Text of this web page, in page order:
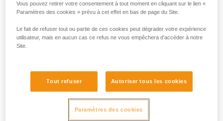
puissance d’éclairage, mais surtout
de la forme du faisceau.
puissance maximale.
Vous pouvez retirer votre consentement à tout moment en cliquant sur le lien «
Paramètres des cookies » prévu à cet effet en bas de page du Site.
Le fait de refuser tout ou partie de ces cookies peut dégrader votre expérience
utilisateur, mais en aucun cas ce refus ne vous empêchera d’accéder à notre
Site.
Tout refuser Autoriser tous les cookies
Paramètres des cookies